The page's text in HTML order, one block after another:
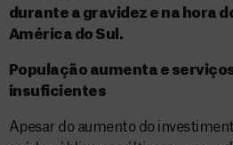
durante a gravidez e na hora
América do Sul.
População aumenta e
insuficientes
Apesar do aumento do